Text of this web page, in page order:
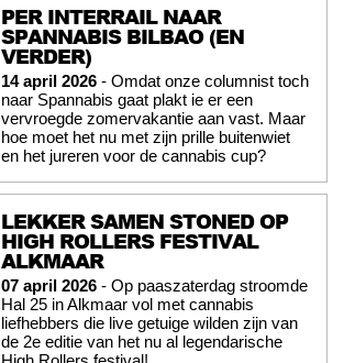
PER INTERRAIL NAAR
SPANNABIS BILBAO (EN
VERDER)
14 april 2026 - Omdat onze columnist toch
naar Spannabis gaat plakt ie er een
vervroegde zomervakantie aan vast. Maar
hoe moet het nu met zijn prille buitenwiet
en het jureren voor de cannabis cup?
LEKKER SAMEN STONED OP
HIGH ROLLERS FESTIVAL
ALKMAAR
07 april 2026 - Op paaszaterdag stroomde
Hal 25 in Alkmaar vol met cannabis
liefhebbers die live getuige wilden zijn van
de 2e editie van het nu al legendarische